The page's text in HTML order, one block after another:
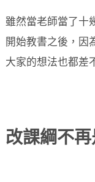
雖然當老師當了十
開始教書之後，因
大家的想法也都差
改課綱不